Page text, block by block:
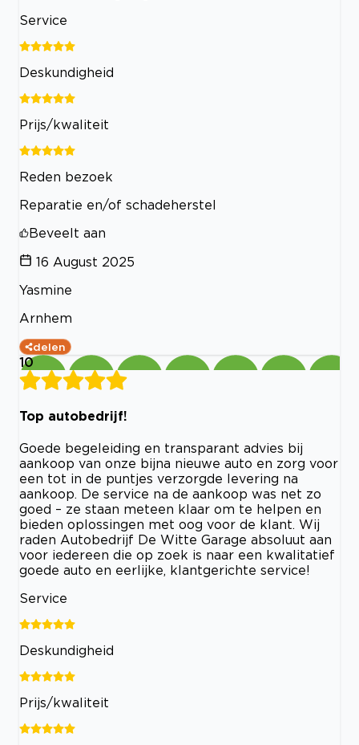
Service
Deskundigheid
Prijs/kwaliteit
Reden bezoek
Reparatie en/of schadeherstel
Beveelt aan
16 August 2025
Yasmine
Arnhem
delen
10
Top autobedrijf!
Goede begeleiding en transparant advies bij
aankoop van onze bijna nieuwe auto en zorg voor
een tot in de puntjes verzorgde levering na
aankoop. De service na de aankoop was net zo
goed – ze staan meteen klaar om te helpen en
bieden oplossingen met oog voor de klant. Wij
raden Autobedrijf De Witte Garage absoluut aan
voor iedereen die op zoek is naar een kwalitatief
goede auto en eerlijke, klantgerichte service!
Service
Deskundigheid
Prijs/kwaliteit